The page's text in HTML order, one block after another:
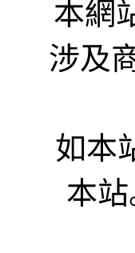
本網
涉及
如本
本